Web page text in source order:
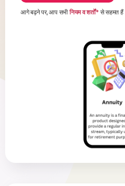
आगे बढ़ने पर, आप सभीनियम व शर्तों*से सहमत हैं